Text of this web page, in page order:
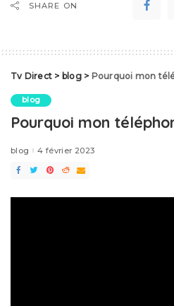
SHARE ON
Tv Direct > blog> Pourquoi mon
blog
Pourquoi mon
blog 4 février 2023